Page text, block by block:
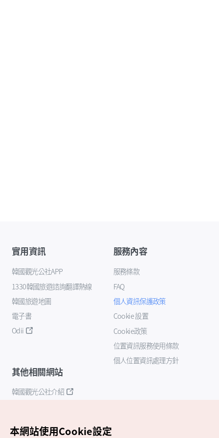
實用資訊
韓國觀光公社APP
1330韓國旅遊諮詢翻譯熱線
韓國旅遊地圖
電子書
Odii
服務內容
服務條款
FAQ
個人資訊保護政策
Cookie 設置
Cookie政策
位置資訊服務使用條款
個人位置資訊處理方針
其他相關網站
韓國觀光公社介紹
本網站使用Cookie設定